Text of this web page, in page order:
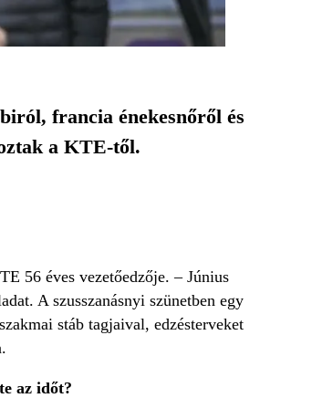
francia énekesnőről és
a KTE-től.
56 éves vezetőedzője. – Június
A szusszanásnyi szünetben egy
stáb tagjaival, edzésterveket
az időt?